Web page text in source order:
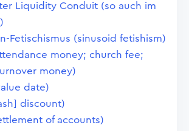
Liquidity Conduit (so auch im
Fetischismus (sinusoid fetishism)
money; church fee;
money)
date)
discount)
of accounts)